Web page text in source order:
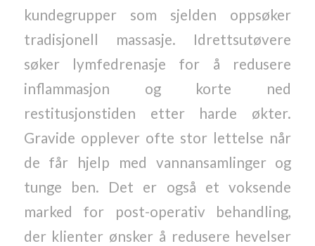
kundegrupper som sjelden oppsøker
tradisjonell massasje. Idrettsutøvere
søker lymfedrenasje for å redusere
inflammasjon og korte ned
restitusjonstiden etter harde økter.
Gravide opplever ofte stor lettelse når
de får hjelp med vannansamlinger og
tunge ben. Det er også et voksende
marked for post-operativ behandling,
der klienter ønsker å redusere hevelser